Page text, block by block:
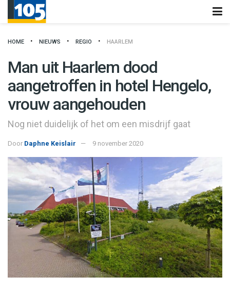
HOME NIEUWS REGIO HAARLEM
Man uit Haarlem dood
aangetroffen in hotel Hengelo,
vrouw aangehouden
Nog niet duidelijk of het om een misdrijf gaat
Door Daphne Keislair 9 november 2020